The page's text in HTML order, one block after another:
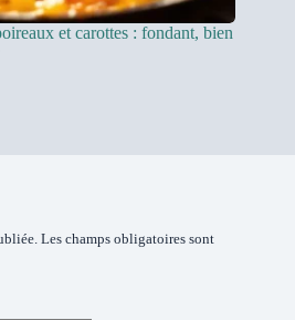
et carottes : fondant, bien
Les champs obligatoires sont